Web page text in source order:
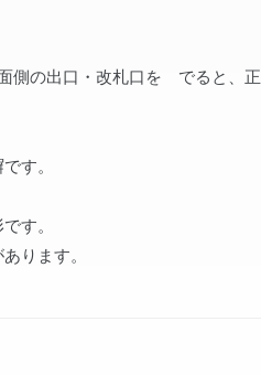
側の出口・改札口を でると、正
す。
す。
ります。